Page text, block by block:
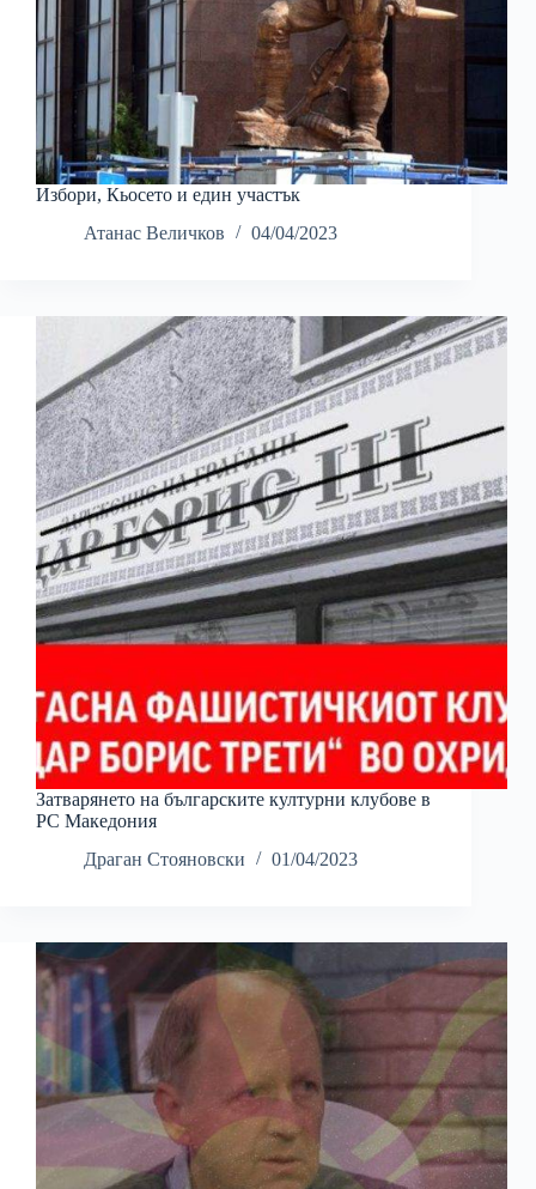
Избори, Кьосето и един участък
Атанас Величков
04/04/2023
Затварянето на българските културни клубове в
РС Македония
Драган Стояновски
01/04/2023